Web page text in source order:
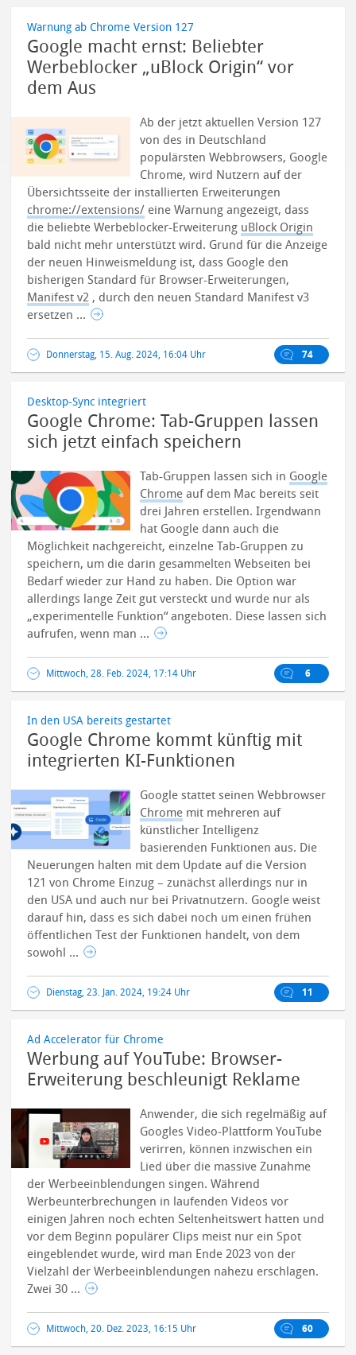
Warnung ab Chrome Version 127
Google macht ernst: Beliebter
Werbeblocker „uBlock Origin“ vor
dem Aus
Ab der jetzt aktuellen Version 127
von des in Deutschland
populärsten Webbrowsers, Google
Chrome, wird Nutzern auf der
Übersichtsseite der installierten Erweiterungen
chrome://extensions/ eine Warnung angezeigt, dass
die beliebte Werbeblocker-Erweiterung uBlock Origin
bald nicht mehr unterstützt wird. Grund für die Anzeige
der neuen Hinweismeldung ist, dass Google den
bisherigen Standard für Browser-Erweiterungen,
Manifest v2 , durch den neuen Standard Manifest v3
ersetzen ...
Donnerstag, 15. Aug. 2024, 16:04 Uhr 74
Desktop-Sync integriert
Google Chrome: Tab-Gruppen lassen
sich jetzt einfach speichern
Tab-Gruppen lassen sich in Google
Chrome auf dem Mac bereits seit
drei Jahren erstellen. Irgendwann
hat Google dann auch die
Möglichkeit nachgereicht, einzelne Tab-Gruppen zu
speichern, um die darin gesammelten Webseiten bei
Bedarf wieder zur Hand zu haben. Die Option war
allerdings lange Zeit gut versteckt und wurde nur als
„experimentelle Funktion“ angeboten. Diese lassen sich
aufrufen, wenn man ...
Mittwoch, 28. Feb. 2024, 17:14 Uhr 6
In den USA bereits gestartet
Google Chrome kommt künftig mit
integrierten KI-Funktionen
Google stattet seinen Webbrowser
Chrome mit mehreren auf
künstlicher Intelligenz
basierenden Funktionen aus. Die
Neuerungen halten mit dem Update auf die Version
121 von Chrome Einzug – zunächst allerdings nur in
den USA und auch nur bei Privatnutzern. Google weist
darauf hin, dass es sich dabei noch um einen frühen
öffentlichen Test der Funktionen handelt, von dem
sowohl ...
Dienstag, 23. Jan. 2024, 19:24 Uhr 11
Ad Accelerator für Chrome
Werbung auf YouTube: Browser-
Erweiterung beschleunigt Reklame
Anwender, die sich regelmäßig auf
Googles Video-Plattform YouTube
verirren, können inzwischen ein
Lied über die massive Zunahme
der Werbeeinblendungen singen.Während
Werbeunterbrechungen in laufenden Videos vor
einigen Jahren noch echten Seltenheitswert hatten und
vor dem Beginn populärer Clips meist nur ein Spot
eingeblendet wurde, wird man Ende 2023 von der
Vielzahl der Werbeeinblendungen nahezu erschlagen.
Zwei 30 ...
Mittwoch, 20. Dez. 2023, 16:15 Uhr 60